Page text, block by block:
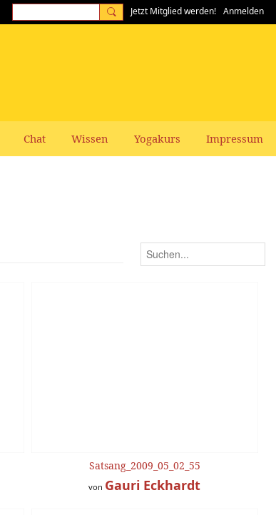
Jetzt Mitglied werden! Anmelden
Chat Wissen Yogakurs Impressum
Satsang_2009_05_02_55
von Gauri Eckhardt